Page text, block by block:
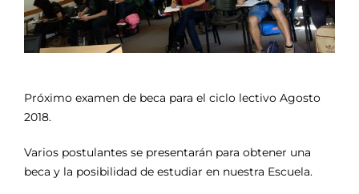
Próximo examen de beca para el ciclo lectivo Agosto
2018.
Varios postulantes se presentarán para obtener una
beca y la posibilidad de estudiar en nuestra Escuela.